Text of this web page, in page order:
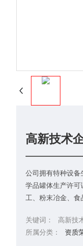
高新技术
公司拥有特种设
学品罐体生产许
工、粉末冶金、食
关键词：
高新技
所属分类：
资质